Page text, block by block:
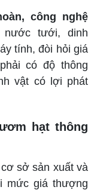
công nghệ
tưới, dinh
tính, đòi hỏi giá
có độ thông
vật có lợi phát
hạt thông
sở sản xuất và
mức giá thượng